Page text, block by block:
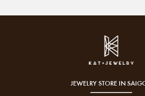
JEWELRY STORE IN